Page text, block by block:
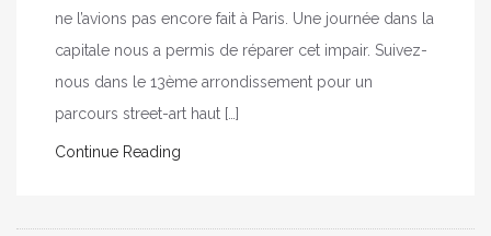
ne l’avions pas encore fait à Paris. Une journée dans la
capitale nous a permis de réparer cet impair. Suivez-
nous dans le 13ème arrondissement pour un
parcours street-art haut […]
Continue Reading